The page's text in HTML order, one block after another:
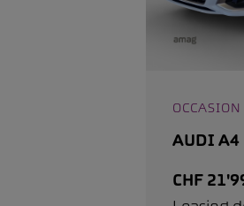
OCCASION
AUDI A4
CHF